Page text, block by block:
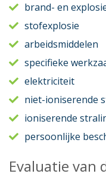
brand- en
stofexplosie
arbeidsmiddelen
specifieke
elektriciteit
niet-ioniserende
ioniserende
persoonlijke
Evaluatie van